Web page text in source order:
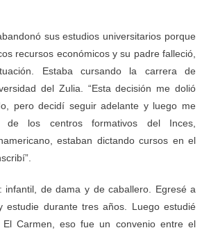
sus estudios universitarios porque
recursos económicos y su padre falleció,
Estaba cursando la carrera de
del Zulia. “Esta decisión me dolió
pero decidí seguir adelante y luego me
los centros formativos del Inces,
estaban dictando cursos en el
infantil, de dama y de caballero. Egresé a
estudie durante tres años. Luego estudié
Carmen, eso fue un convenio entre el